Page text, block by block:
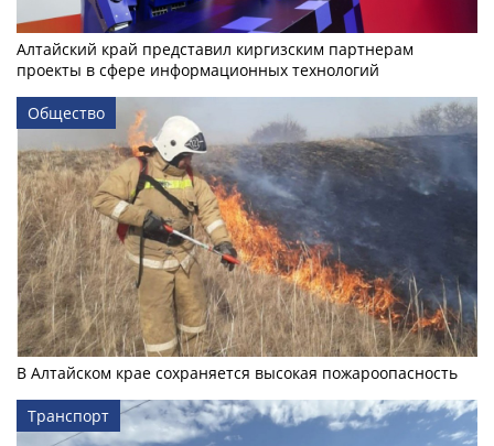
Алтайский край представил киргизским партнерам
проекты в сфере информационных технологий
Общество
В Алтайском крае сохраняется высокая пожароопасность
Транспорт